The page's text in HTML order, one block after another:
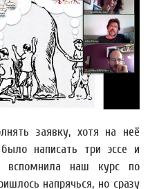
заявку, хотя на неё
написать три эссе и
вспомнила наш курс по
напрячься, но сразу